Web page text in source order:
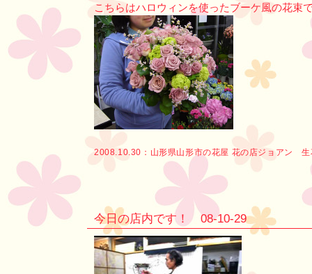
こちらはハロウィンを使ったブーケ風の花束
2008.10.30： 山形県山形市の花屋 花の店ジョアン
今日の店内です！ 08-10-29